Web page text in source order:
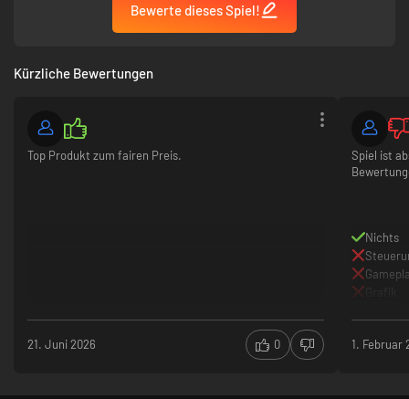
Bewerte dieses Spiel!
Kürzliche Bewertungen
Top Produkt zum fairen Preis.
21. Juni 2026 0
Spiel ist
Nichts
1. Februar